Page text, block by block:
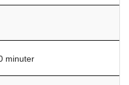
minuter